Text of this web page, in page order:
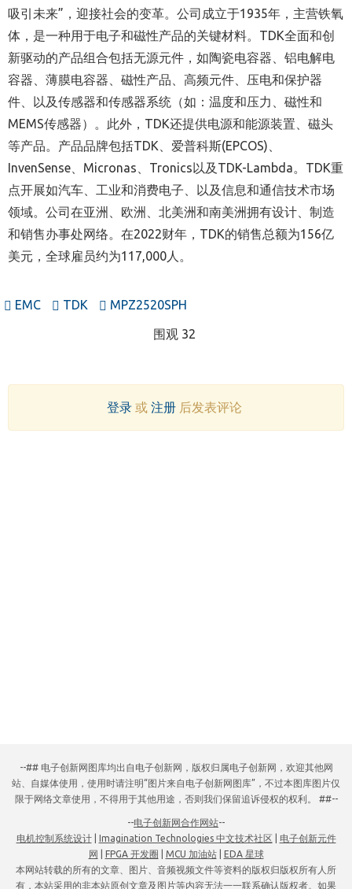
吸引未来”，迎接社会的变革。公司成立于1935年，主营铁氧
体，是一种用于电子和磁性产品的关键材料。TDK全面和创
新驱动的产品组合包括无源元件，如陶瓷电容器、铝电解电
容器、薄膜电容器、磁性产品、高频元件、压电和保护器
件、以及传感器和传感器系统（如：温度和压力、磁性和
MEMS传感器）。此外，TDK还提供电源和能源装置、磁头
等产品。产品品牌包括TDK、爱普科斯(EPCOS)、
InvenSense、Micronas、Tronics以及TDK-Lambda。TDK重
点开展如汽车、工业和消费电子、以及信息和通信技术市场
领域。公司在亚洲、欧洲、北美洲和南美洲拥有设计、制造
和销售办事处网络。在2022财年，TDK的销售总额为156亿
美元，全球雇员约为117,000人。
EMC TDK MPZ2520SPH
围观 32
登录或 注册后发表评论
--## 电子创新网图库均出自电子创新网，版权归属电子创新网，欢迎其他网
站、自媒体使用，使用时请注明“图片来自电子创新网图库”，不过本图库图片仅
限于网络文章使用，不得用于其他用途，否则我们保留追诉侵权的权利。 ##--
--电子创新网合作网站--
电机控制系统设计| Imagination Technologies 中文技术社区
电子创新元件
网
FPGA 开发圈 MCU 加油站|
EDA 星球
本网站转载的所有的文章、图片、音频视频文件等资料的版权归版权所有人所
有，本站采用的非本站原创文章及图片等内容无法一一联系确认版权者。如果